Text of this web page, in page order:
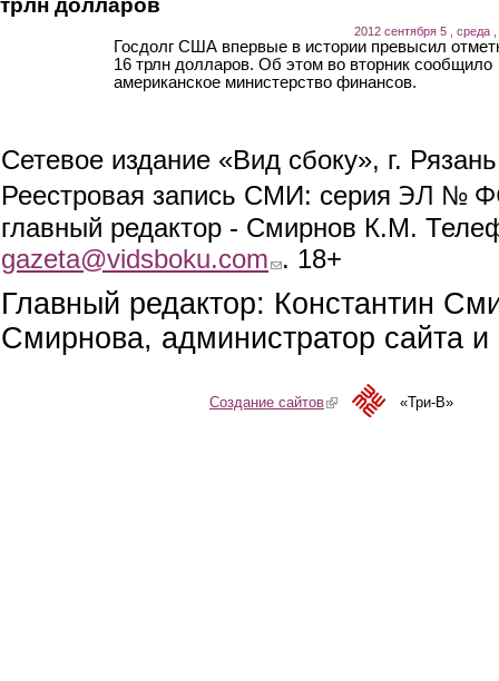
трлн долларов
2012 сентября 5 , среда ,
Госдолг США впервые в истории превысил
16 трлн долларов. Об этом во вторник сообщило
американское министерство финансов.
Сетевое издание «Вид сбоку», г.
Реестровая запись СМИ: серия ЭЛ №
главный редактор - Смирнов К.М.
gazeta@vidsboku.com (link sends e-mail)
. 18+
Главный редактор: Константин
Смирнова, администратор сайта
Создание сайтов(link is external)«Три-В»